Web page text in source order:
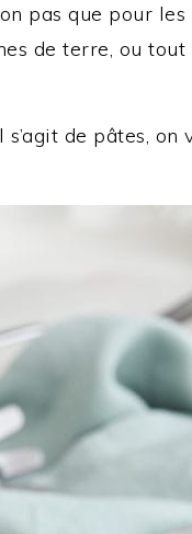
pas que pour
de terre, ou
de pâtes,